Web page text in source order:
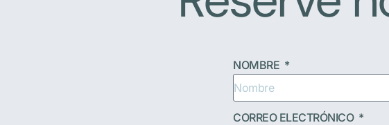
NOMBRE
CORREO ELECTRÓNICO